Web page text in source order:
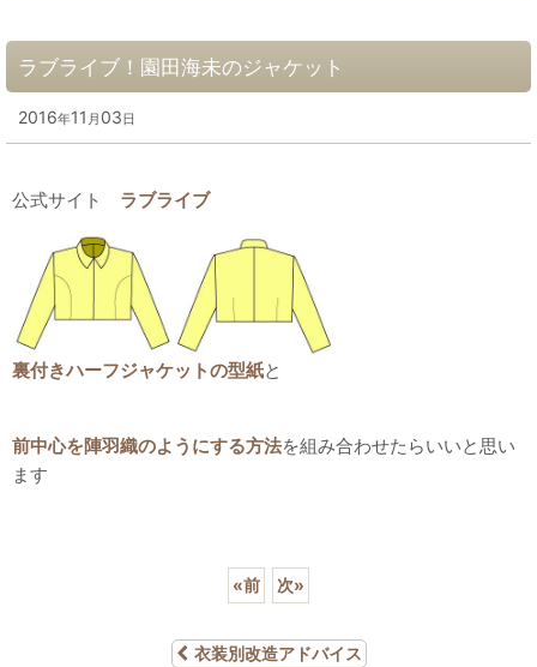
ラブライブ！園田海未のジャケット
2016年11 月 03日
公式サイト ラブライブ
裏付きハーフジャケットの型紙と
前中心を陣羽織のようにする方法を組み合わせたらいいと思い
ます
«前 次»
衣装別改造アドバイス